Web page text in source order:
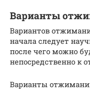
Варианты
Вариантов
начала следует
после чего можно
непосредственно к
Варианты